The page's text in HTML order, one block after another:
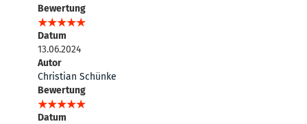
Bewertung
Datum
13.06.2024
Autor
Christian Schünke
Bewertung
Datum